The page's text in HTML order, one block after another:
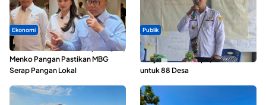
Ekonomi
SPPG di Maluku Utara Dipercepat,
Menko Pangan Pastikan MBG
Serap Pangan Lokal
Publik
ABDESI Morotai Apresiasi
Penyaluran ADD Rp3,13 Miliar
untuk 88 Desa